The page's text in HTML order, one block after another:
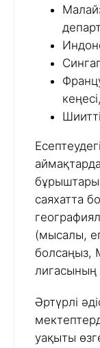
кеңесі,
саяхатта
(мысалы,
болсаңыз,
лигасының
Әртүрлі
уақыты